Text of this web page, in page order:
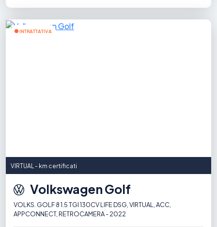
INTRATTATIVA
VIRTUAL - km certificati
Volkswagen Golf
VOLKS. GOLF 8 1.5 TGI 130CV LIFE DSG, VIRTUAL, ACC,
APPCONNECT, RETROCAMERA - 2022